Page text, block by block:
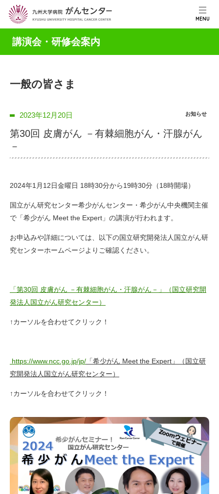
MENU
講演会・研修会案内
一般の皆さま
2023年12月20日
第30回 皮膚がん －有棘細胞がん・汗腺がん
－
お知らせ
2024年1月12日金曜日 18時30分から19時30分（18時開場）
国立がん研究センター希少がんセンター・希少がん中央機関主催
で「希少がん Meet the Expert」の講演が行われます。
お申込みや詳細については、以下の国立研究開発法人国立がん研
究センターホームページよりご確認ください。
「第30回 皮膚がん －有棘細胞がん・汗腺がん－」（国立研究開
発法人国立がん研究センター）
↑カーソルを合わせてクリック！
https://www.ncc.go.jp/jp/ 「希少がん Meet the Expert」（国立研
究開発法人国立がん研究センター）
↑カーソルを合わせてクリック！